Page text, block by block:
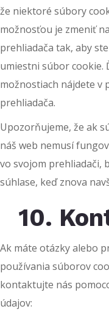
že niektoré súbory
možnosťou je zmeniť
prehliadača tak, aby
umiestni súbor cookie.
možnostiach nájdete v
prehliadača.
Upozorňujeme, že ak
náš web nemusí
vo svojom prehliadači,
súhlase, keď znova
10.
Ak máte otázky alebo
používania súborov
kontaktujte nás
údajov: